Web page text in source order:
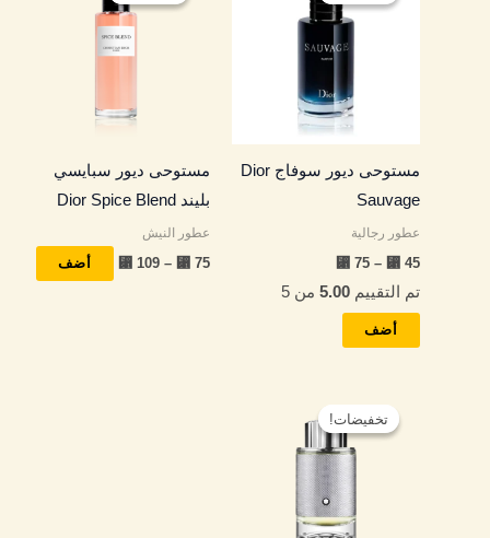
مستوحى ديور سوفاج Dior
Sauvage
عطور رجالية
⃁ 45
–
⃁ 75
⁦⃁ 45⁩
⁦⃁ 75⁩
تم التقييم 5.00من 5
أضف
من
الأشكال
المختلفة
لهذا
المنتج.
يمكن
على
صفحة
مستوحى ديور سبايسي
بليند Dior Spice Blend
عطور النيش
⃁ 75
–
⃁ 109
خلال
⁦⃁ 109⁩
أضف
تخفيضات!
تخفيضات!
السعر:
من
⁦⃁ 45⁩
خلال